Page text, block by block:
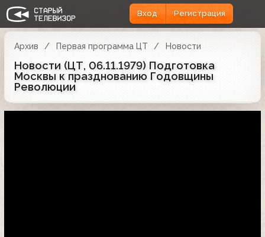
Вход Регистрация
Архив Первая программа ЦТ Новости
Новости (ЦТ, 06.11.1979) Подготовка
Москвы к празднованию Годовщины
Революции